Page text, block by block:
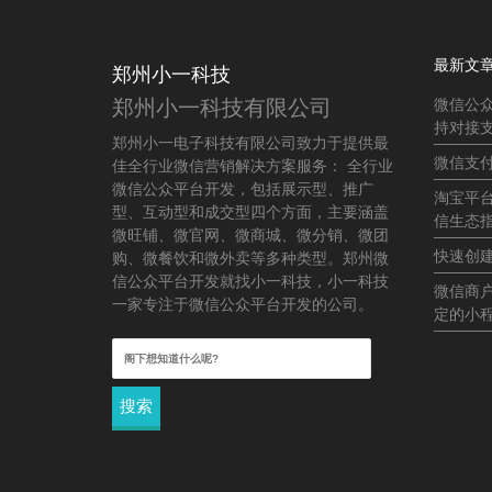
郑州小一科技
郑州小一科技有限公司
郑州小一电子科技有限公司致力于提供最
佳全行业微信营销解决方案服务： 全行业
微信公众平台开发，包括展示型、推广
型、互动型和成交型四个方面，主要涵盖
微旺铺、微官网、微商城、微分销、微团
购、微餐饮和微外卖等多种类型。郑州微
信公众平台开发就找小一科技，小一科技
一家专注于微信公众平台开发的公司。
搜
最新文
微信公
持对接
微信支
淘宝平
信生态
快速创
微信商
定的小